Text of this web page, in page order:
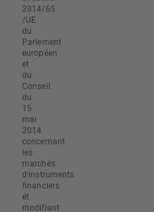
2014/65
/UE
du
Parlement
européen
et
du
Conseil
du
15
mai
2014
concernant
les
marchés
d'instruments
financiers
et
modifiant